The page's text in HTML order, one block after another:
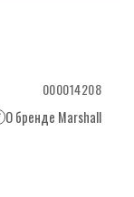
000014208
О бренде Marshall